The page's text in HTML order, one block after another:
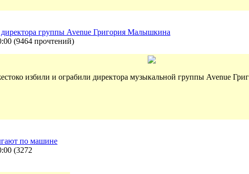
группы Avenue Григория Малышкина
(9464 прочтений)
избили и ограбили директора музыкальной группы Avenue
по машине
(3272